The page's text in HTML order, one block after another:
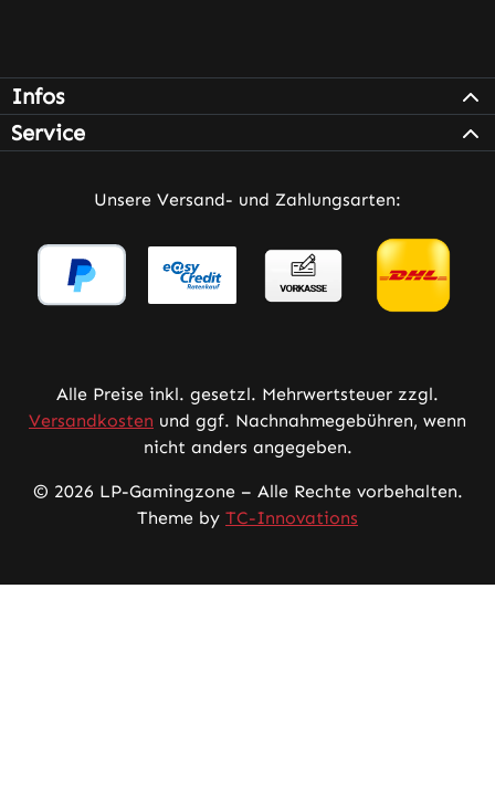
Infos
Service
Unsere Versand- und Zahlungsarten:
Alle Preise inkl. gesetzl. Mehrwertsteuer zzgl.
Versandkosten und ggf. Nachnahmegebühren, wenn
nicht anders angegeben.
© 2026 LP-Gamingzone – Alle Rechte vorbehalten.
Theme by TC-Innovations